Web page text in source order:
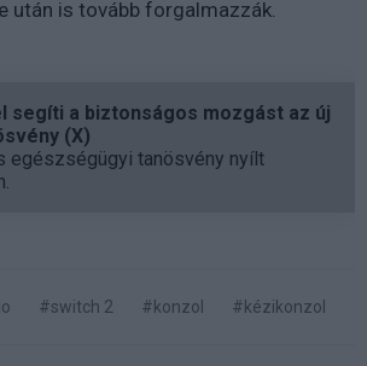
után is tovább forgalmazzák.
segíti a biztonságos mozgást az új
(X)
egészségügyi tanösvény nyílt
#switch 2 #konzol #kézikonzol